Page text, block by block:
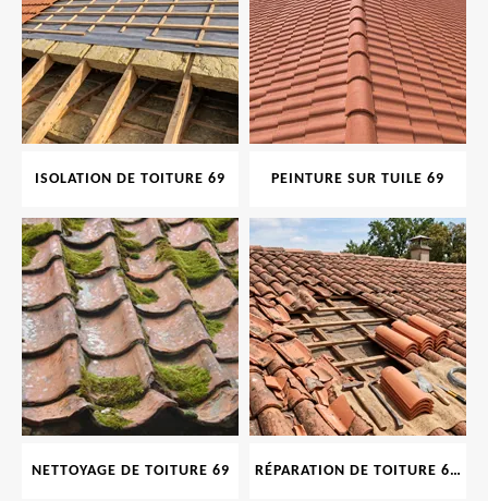
ISOLATION DE TOITURE 69 PEINTURE SUR TUILE 69
NETTOYAGE DE TOITURE 69 RÉPARATION DE TOITURE 69 RHONE, TUILES CASSÉES OU ABIMÉES